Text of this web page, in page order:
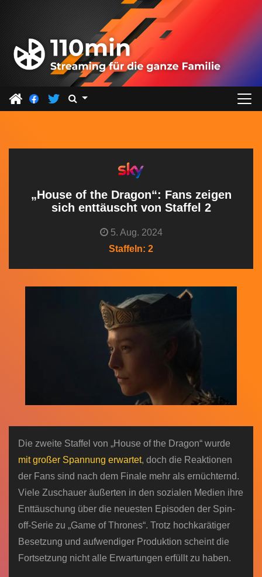
„House of the Dragon“: Fans zeigen
sich enttäuscht von Staffel 2
5. Aug. 2024
Staffeln: 2
Die zweite Staffel von „House of the Dragon“ wurde
mit großer Spannung erwartet, doch die Reaktionen
der Fans sind nach dem Finale mehr als ernüchternd.
Viele Zuschauer äußerten in den sozialen Medien ihre
Enttäuschung über die neuesten Episoden der Spin-
off-Serie zu „Game of Thrones“. Trotz hochkarätiger
Besetzung und aufwendiger Produktion scheint die
Fortsetzung nicht alle Erwartungen erfüllt zu haben.